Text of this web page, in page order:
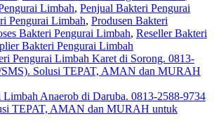
Limbah, Penjual Bakteri Pengurai
Pengurai Limbah, Produsen Bakteri
Bakteri Pengurai Limbah, Reseller Bakteri
Bakteri Pengurai Limbah
Pengurai Limbah Karet di Sorong. 0813-
Solusi TEPAT, AMAN dan MURAH
Anaerob di Daruba. 0813-2588-9734
TEPAT, AMAN dan MURAH untuk